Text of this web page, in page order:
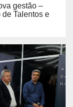
gestão –
de Talentos e